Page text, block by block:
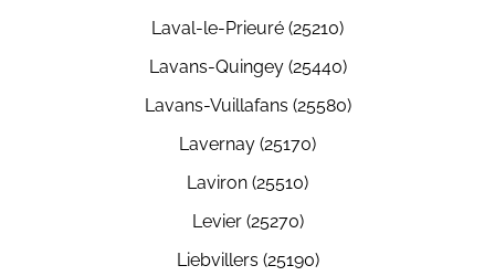
Laval-le-Prieuré (25210)
Lavans-Quingey (25440)
Lavans-Vuillafans (25580)
Lavernay (25170)
Laviron (25510)
Levier (25270)
Liebvillers (25190)